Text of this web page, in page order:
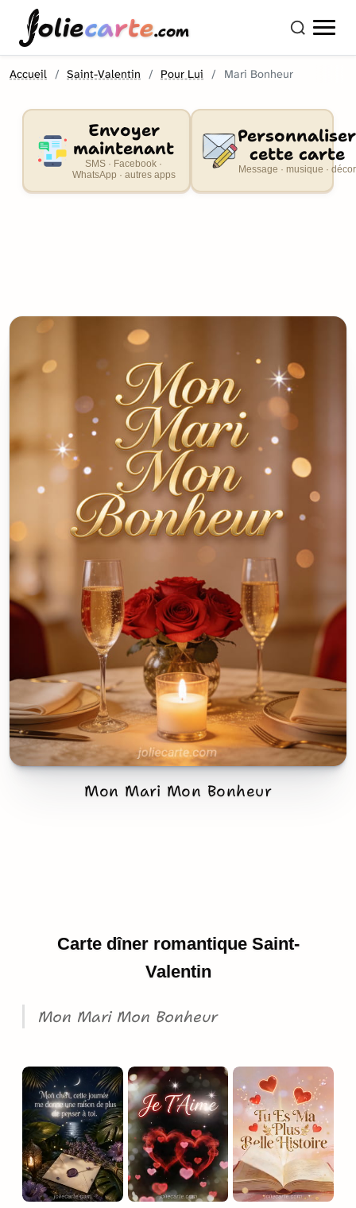
oliecarte.com
Accueil Saint-Valentin Pour Lui Mari Bonheur
Envoyer
maintenant
SMS · Facebook ·
WhatsApp · autres apps
Personnaliser
cette carte
Message · musique · décor
Mon Mari Mon Bonheur
Carte dîner romantique Saint-
Valentin
Mon Mari Mon Bonheur